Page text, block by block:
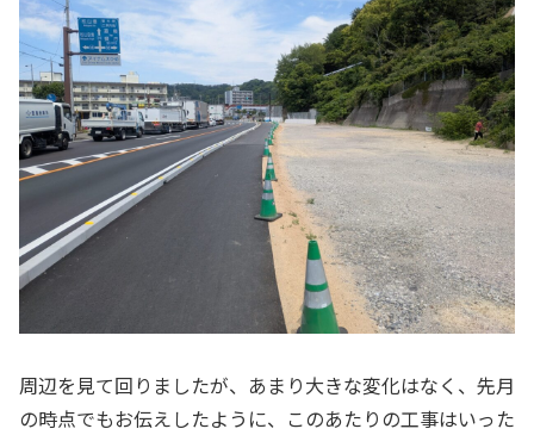
周辺を見て回りましたが、あまり大きな変化はなく、先月
の時点でもお伝えしたように、このあたりの工事はいった